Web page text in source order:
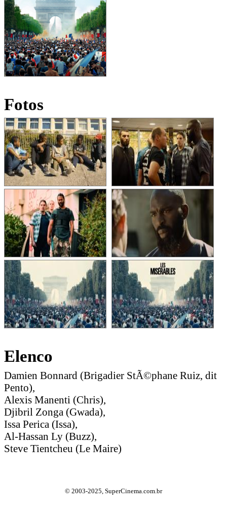
Fotos
Elenco
Damien Bonnard (Brigadier StÃ©phane Ruiz, dit
Pento),
Alexis Manenti (Chris),
Djibril Zonga (Gwada),
Issa Perica (Issa),
Al-Hassan Ly (Buzz),
Steve Tientcheu (Le Maire)
© 2003-2025, SuperCinema.com.br